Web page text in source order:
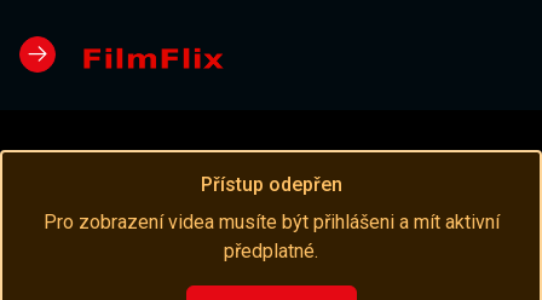
Přístup odepřen
Pro zobrazení videa musíte být přihlášeni a mít aktivní
předplatné.